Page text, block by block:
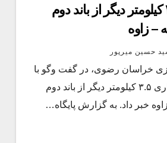
بهره‌برداری از ۳.۵ کیلومتر دیگر از باند دوم
– زاوه
حسین میرپور
خراسان رضوی، در گفت‌ وگو با
خبرنگار ما از بهره‌برداری ۳.۵ کیلومتر دیگر از باند دوم
خبر داد. به گزارش پایگاه…